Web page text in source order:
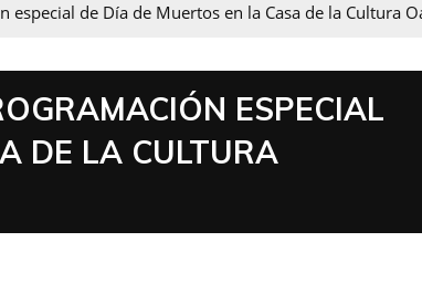
de Día de Muertos en la Casa de la Cultura
ESPECIAL
DE LA CULTURA